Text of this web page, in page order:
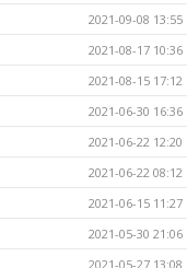
2021-09-08 13:55
2021-08-17 10:36
2021-08-15 17:12
2021-06-30 16:36
2021-06-22 12:20
2021-06-22 08:12
2021-06-15 11:27
2021-05-30 21:06
2021-05-27 13:08